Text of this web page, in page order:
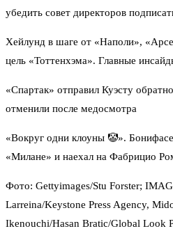
убедить совет директоров
Хейлунд в шаге от «Наполи»,
цель «Тоттенхэма». Главные
«Спартак» отправил Куэсту
отменили после медосмотра
«Вокруг одни клоуны 🤡».
«Милане» и наехал на Фабрицио
Фото: Gettyimages/Stu Forster;
Larreina/Keystone Press Agency,
Ikenouchi/Hasan Bratic/Global Look